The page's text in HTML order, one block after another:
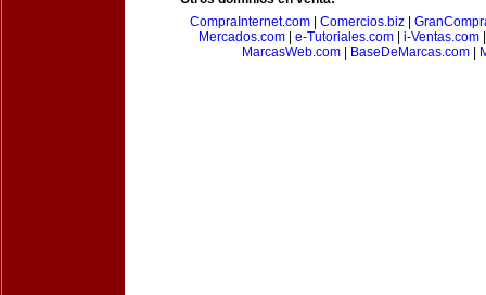
CompraInternet.com| Comercios.biz|
Mercados.com
e-Tutoriales.com i-Ventas.com
MarcasWeb.com
BaseDeMarcas.com